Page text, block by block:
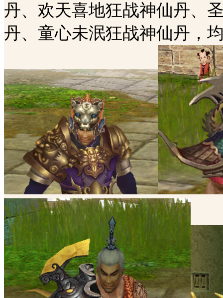
丹、欢天喜地狂战神仙丹、
丹、童心未泯狂战神仙丹，